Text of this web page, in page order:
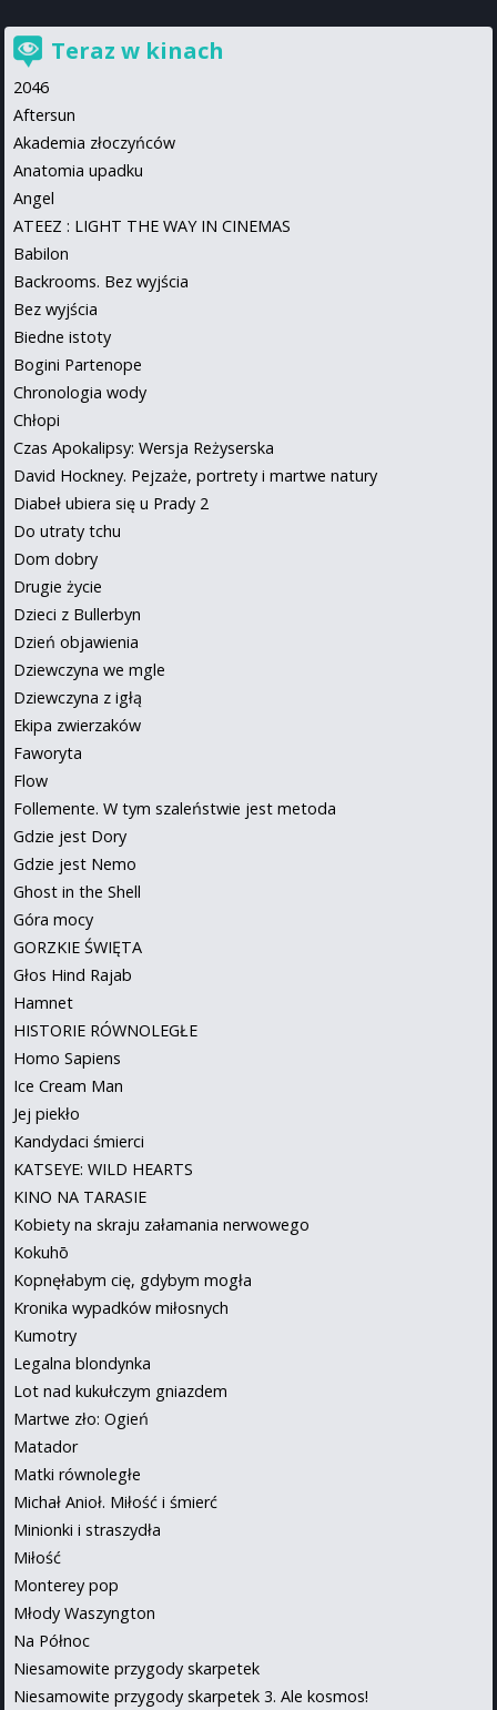
Teraz w kinach
2046
Aftersun
Akademia złoczyńców
Anatomia upadku
Angel
ATEEZ : LIGHT THE WAY IN CINEMAS
Babilon
Backrooms. Bez wyjścia
Bez wyjścia
Biedne istoty
Bogini Partenope
Chronologia wody
Chłopi
Czas Apokalipsy: Wersja Reżyserska
David Hockney. Pejzaże, portrety i martwe natury
Diabeł ubiera się u Prady 2
Do utraty tchu
Dom dobry
Drugie życie
Dzieci z Bullerbyn
Dzień objawienia
Dziewczyna we mgle
Dziewczyna z igłą
Ekipa zwierzaków
Faworyta
Flow
Follemente. W tym szaleństwie jest metoda
Gdzie jest Dory
Gdzie jest Nemo
Ghost in the Shell
Góra mocy
GORZKIE ŚWIĘTA
Głos Hind Rajab
Hamnet
HISTORIE RÓWNOLEGŁE
Homo Sapiens
Ice Cream Man
Jej piekło
Kandydaci śmierci
KATSEYE: WILD HEARTS
KINO NA TARASIE
Kobiety na skraju załamania nerwowego
Kokuhō
Kopnęłabym cię, gdybym mogła
Kronika wypadków miłosnych
Kumotry
Legalna blondynka
Lot nad kukułczym gniazdem
Martwe zło: Ogień
Matador
Matki równoległe
Michał Anioł. Miłość i śmierć
Minionki i straszydła
Miłość
Monterey pop
Młody Waszyngton
Na Północ
Niesamowite przygody skarpetek
Niesamowite przygody skarpetek 3. Ale kosmos!